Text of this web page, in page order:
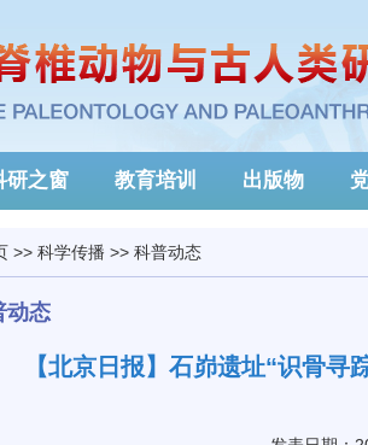
研之窗 教育培训 出版物
>> 科学传播 >> 科普动态
动态
【北京日报】石峁遗址“识骨